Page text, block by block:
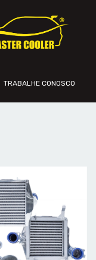
TRABALHE CONOSCO